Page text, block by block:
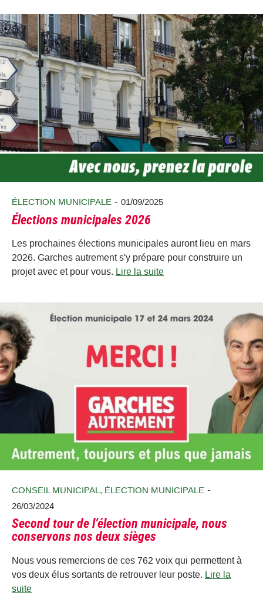
ÉLECTION MUNICIPALE - 01/09/2025
Élections municipales 2026
Les prochaines élections municipales auront lieu en mars
2026. Garches autrement s'y prépare pour construire un
projet avec et pour vous. Lire la suite
CONSEIL MUNICIPAL , ÉLECTION MUNICIPALE -
26/03/2024
Second tour de l’élection municipale, nous
conservons nos deux sièges
Nous vous remercions de ces 762 voix qui permettent à
vos deux élus sortants de retrouver leur poste. Lire la
suite